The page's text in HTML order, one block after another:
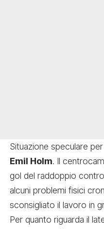
Situazione speculare per
Emil Holm. Il
gol del raddoppio
alcuni problemi fisici
sconsigliato il lavoro in
Per quanto riguarda il